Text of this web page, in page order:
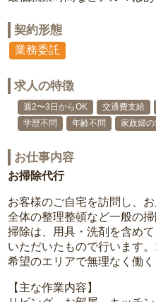
契約形態
業務委託
求人の特徴
週2〜3日からOK 交通費支給
学歴不問
年齢不問 家政婦の
お仕事内容
お掃除代行
お客様のご自宅を訪問し、
全体の整理整頓など一般の
掃除は、用具・洗剤を含め
いただいたもので行います
希望のエリアで無理なく働く
【主な作業内容】